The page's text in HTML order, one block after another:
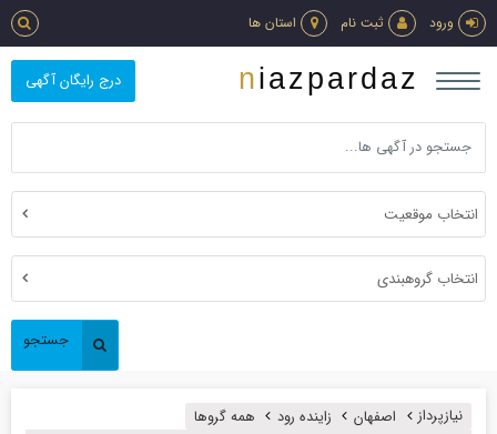
ورود ثبت نام استان ها
درج رایگان آگهی niazpardaz
انتخاب موقعیت
انتخاب گروهبندی
جستجو
نیازپرداز اصفهان زاینده رود همه گروها